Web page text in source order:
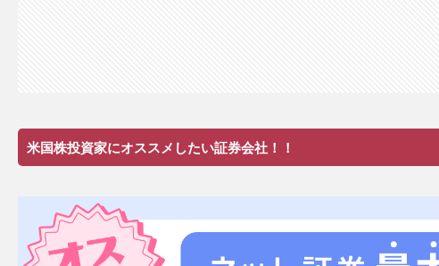
米国株投資家にオススメしたい証券会社！！